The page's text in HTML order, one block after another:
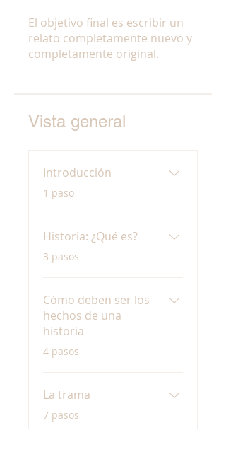
El objetivo final es escribir un
relato completamente nuevo y
Vista general
Introducción
.1 paso
Historia: ¿Qué es?
.3 pasos
Cómo deben ser los
hechos de una
historia
.
4 pasos
La trama
.7 pasos